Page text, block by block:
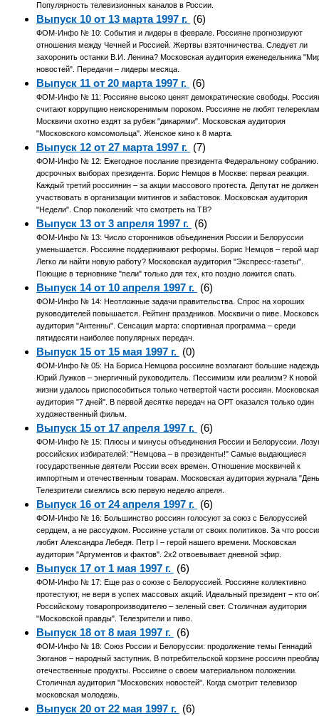
Популярность телевизионных каналов в России.
Выпуск 10 от 13 марта 1997 г. (6)
ФОМ-Инфо № 10: События и лидеры в феврале. Россияне прогнозируют
отношения между Чечней и Россией. Жертвы взяточничества. Следует ли
захоронить останки В.И. Ленина? Московская аудитория еженедельника
новостей". Передачи – лидеры месяца.
Выпуск 11 от 20 марта 1997 г. (6)
ФОМ-Инфо № 11: Россияне высоко ценят демократические свободы.
считают коррупцию неискоренимым пороком. Россияне не любят
Москвичи охотно ездят за рубеж "дикарями". Московская аудитория
"Московского комсомольца". Женское кино к 8 марта.
Выпуск 12 от 27 марта 1997 г. (7)
ФОМ-Инфо № 12: Ежегодное послание президента Федеральному
досрочных выборах президента. Борис Немцов в Москве: первая реакция.
Каждый третий россиянин – за акции массового протеста. Депутат не должен
участвовать в организации митингов и забастовок. Московская аудитория
"Недели". Спор поколений: что смотреть на ТВ?
Выпуск 13 от 3 апреля 1997 г. (6)
ФОМ-Инфо № 13: Число сторонников объединения России и Белоруссии
уменьшается. Россияне поддерживают реформы. Борис Немцов – герой
Легко ли найти новую работу? Московская аудитория "Экспресс-газеты".
Поющие в терновнике "пели" только для тех, кто поздно ложится спать.
Выпуск 14 от 10 апреля 1997 г. (6)
ФОМ-Инфо № 14: Неотложные задачи правительства. Спрос на хороших
руководителей повышается. Рейтинг праздников. Москвичи о пиве.
аудитория "Антенны". Сенсация марта: спортивная программа – среди
пятидесяти наиболее популярных передач.
Выпуск 15 от 15 мая 1997 г. (0)
ФОМ-Инфо № 05: На Бориса Немцова россияне возлагают большие
Юрий Лужков – энергичный руководитель. Пессимизм или реализм? К новой
жизни удалось приспособиться только четвертой части россиян. Московская
аудитория "7 дней". В первой десятке передач на ОРТ оказался только один
художественный фильм.
Выпуск 15 от 17 апреля 1997 г. (6)
ФОМ-Инфо № 15: Плюсы и минусы объединения России и Белоруссии.
российских избирателей: "Немцова – в президенты!" Самые выдающиеся
государственные деятели России всех времен. Отношение москвичей к
импортным и отечественным товарам. Московская аудитория журнала
Телезрители смеялись всю первую неделю апреля.
Выпуск 16 от 24 апреля 1997 г. (6)
ФОМ-Инфо № 16: Большинство россиян голосуют за союз с Белоруссией
сердцем, а не рассудком. Россияне устали от своих политиков. За что
любят Александра Лебедя. Петр I – герой нашего времени. Московская
аудитория "Аргументов и фактов". 2х2 отвоевывает дневной эфир.
Выпуск 17 от 1 мая 1997 г. (6)
ФОМ-Инфо № 17: Еще раз о союзе с Белоруссией. Россияне коллективно
протестуют, не веря в успех массовых акций. Идеальный президент – кто
Российскому товаропроизводителю – зеленый свет. Столичная аудитория
"Московской правды". Телезрители и пиво.
Выпуск 18 от 8 мая 1997 г. (6)
ФОМ-Инфо № 18: Союз России и Белоруссии: продолжение темы Геннадий
Зюганов – народный заступник. В потребительской корзине россиян
отечественные продукты. Россияне о своем материальном положении.
Столичная аудитория "Московских новостей". Когда смотрит телевизор
московская молодежь.
Выпуск 20 от 22 мая 1997 г. (6)